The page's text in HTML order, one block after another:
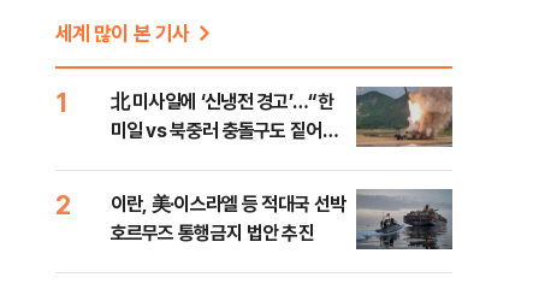
세계 많이 본 기사
1
北 미사일에 ‘신냉전 경고’…“한
미일 vs 북중러 충돌구도 짙어진
2
이란, 美·이스라엘 등 적대국 선박
호르무즈 통행금지 법안 추진